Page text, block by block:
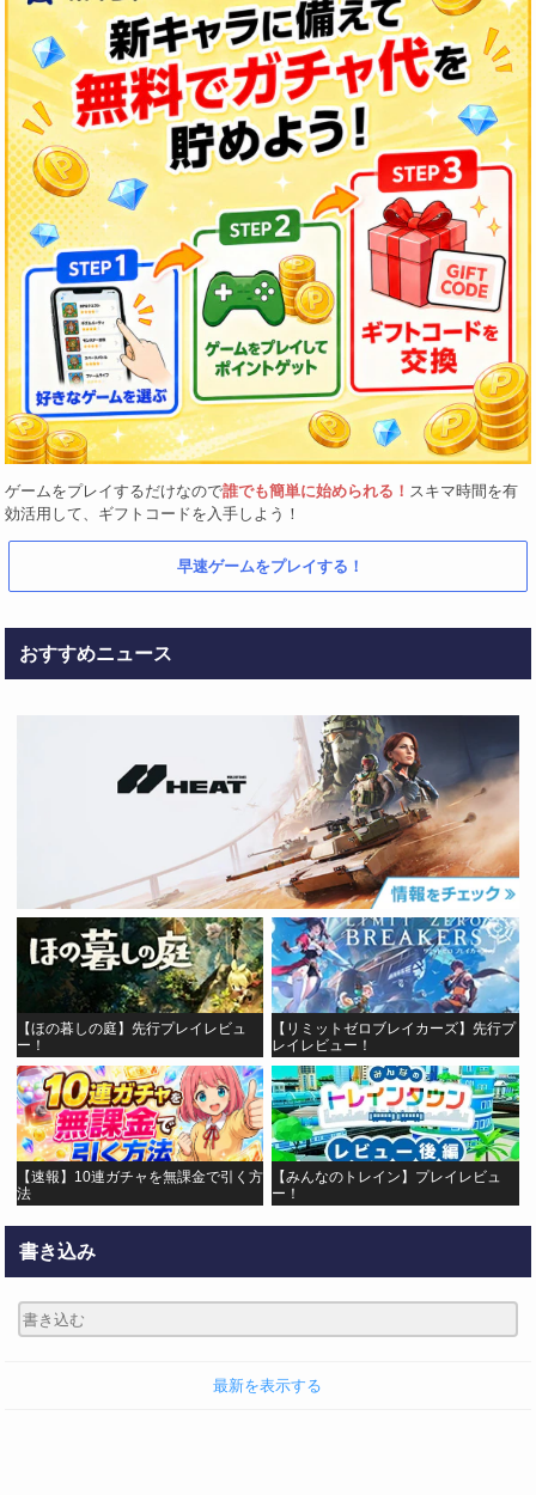
ゲームをプレイするだけなので誰でも簡単に始められる！ スキマ時間を有
効活用して、ギフトコードを入手しよう！
早速ゲームをプレイする！
おすすめニュース
【ほの暮しの庭】先行プレイレビュ
ー！
【リミットゼロブレイカーズ】先行プ
レイレビュー！
【速報】10連ガチャを無課金で引く方
法
【みんなのトレイン】プレイレビュ
ー！
書き込み
最新を表示する